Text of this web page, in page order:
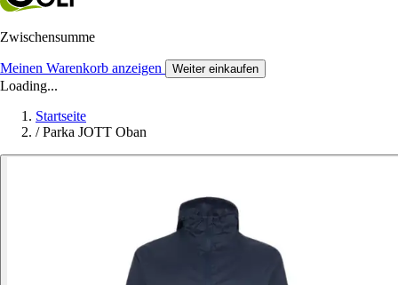
Zwischensumme
Meinen Warenkorb anzeigen Weiter einkaufen
Loading...
Startseite
/ Parka JOTT Oban